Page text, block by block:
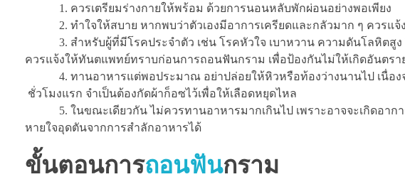
1. ควรเตรียมร่างกายให้พร้อม ด้วยการนอนหลับพักผ่อนอย่างพอเพียง
2. ทำใจให้สบาย หากพบว่าตัวเองมีอาการเครียดและกลัวมาก ๆ ควรแจ้
3. สำหรับผู้ที่มีโรคประจำตัว เช่น โรคหัวใจ เบาหวาน ความดันโลหิตสูง โ
ควรแจ้งให้ทันตแพทย์ทราบก่อนการถอนฟันกราม เพื่อป้องกันไม่ให้เกิดอันตร
4. ทานอาหารแต่พอประมาณ อย่าปล่อยให้หิวหรือท้องว่างนานไป เนื่องจ
ชั่วโมงแรก จำเป็นต้องกัดผ้าก็อซไว้เพื่อให้เลือดหยุดไหล
5. ในขณะเดียวกัน ไม่ควรทานอาหารมากเกินไป เพราะอาจจะเกิดอาก
หายใจอุดตันจากการสำลักอาหารได้
ขั้นตอนการถอนฟันกราม